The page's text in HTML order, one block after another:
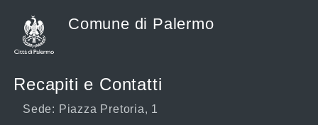
Comune di Palermo
Recapiti e Contatti
Sede: Piazza Pretoria, 1